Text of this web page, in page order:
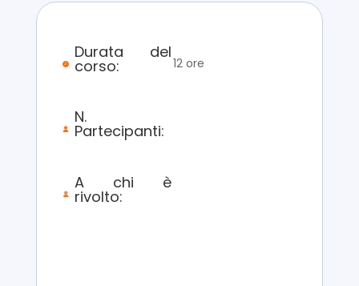
Durata del
corso: 12 ore
N.
Partecipanti:
A chi è
rivolto: